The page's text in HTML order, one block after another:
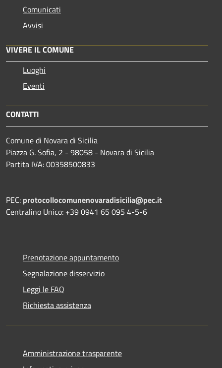
Comunicati
Avvisi
VIVERE IL COMUNE
Luoghi
Eventi
CONTATTI
Comune di Novara di Sicilia
Piazza G. Sofia, 2 - 98058 - Novara di Sicilia
Partita IVA: 00358500833
PEC: protocollocomunenovaradisicilia@pec.it
Centralino Unico: +39 0941 65 095 4-5-6
Prenotazione appuntamento
Segnalazione disservizio
Leggi le FAQ
Richiesta assistenza
Amministrazione trasparente